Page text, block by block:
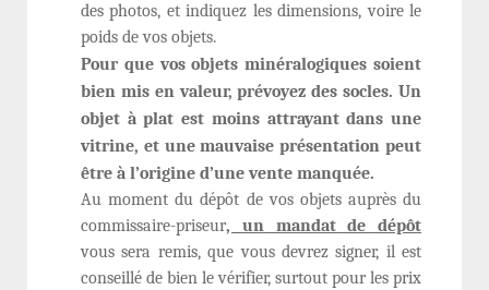
des photos, et indiquez les dimensions, voire le
poids de vos objets.
Pour que vos objets minéralogiques soient
bien mis en valeur, prévoyez des socles. Un
objet à plat est moins attrayant dans une
vitrine, et une mauvaise présentation peut
être à l’origine d’une vente manquée.
Au moment du dépôt de vos objets auprès du
commissaire-priseur, un mandat de dépôt
vous sera remis, que vous devrez signer, il est
conseillé de bien le vérifier, surtout pour les prix